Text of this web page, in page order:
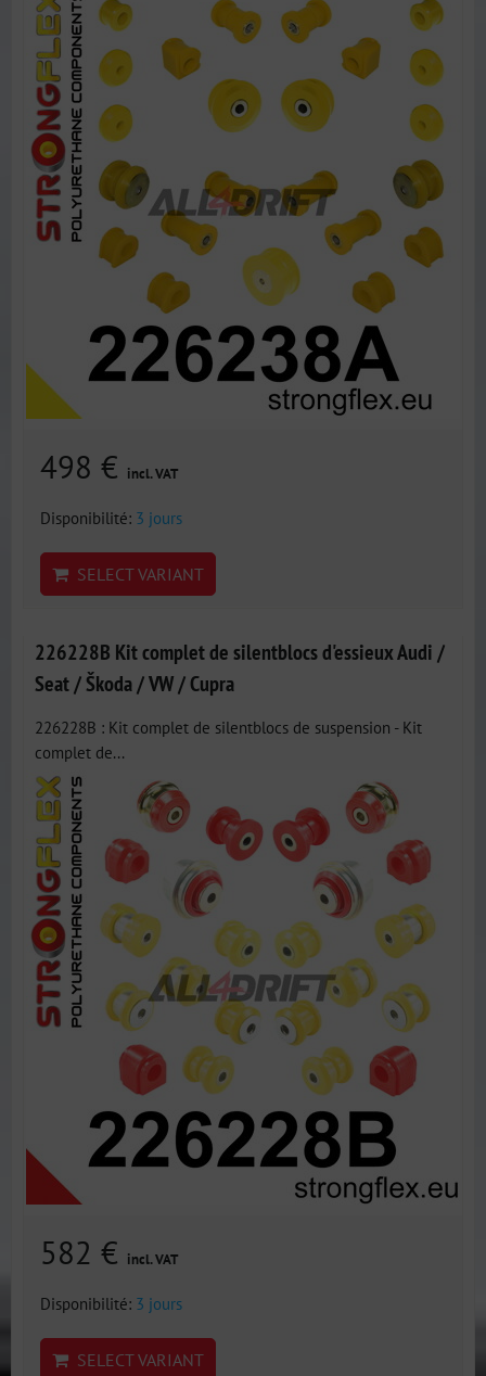
498 € incl. VAT
Disponibilité: 3 jours
SELECT VARIANT
226228B Kit complet de silentblocs d'essieux Audi /
Seat / Škoda / VW / Cupra
226228B : Kit complet de silentblocs de suspension - Kit
complet de...
582 € incl. VAT
Disponibilité: 3 jours
SELECT VARIANT